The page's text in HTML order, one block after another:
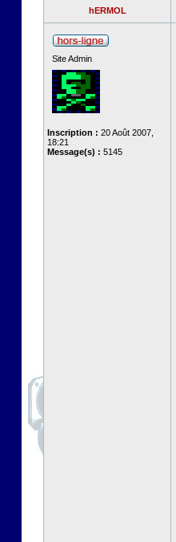
hERMOL
Site Admin
Inscription : 20 Août 2007,
18:21
Message(s) : 5145